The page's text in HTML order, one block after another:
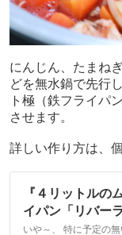
にんじん、たまね
どを無水鍋で先行
ト極（鉄フライパ
させます。
詳しい作り方は、
『４リットルの
イパン「リバー
カレー作りまし